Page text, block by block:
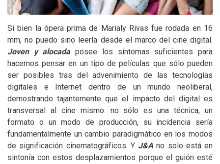
Si bien la ópera prima de Marialy Rivas fue rodada en 16
mm, no puedo sino leerla desde el marco del cine digital.
Joven y alocadaposee los síntomas suficientes para
hacernos pensar en un tipo de películas que sólo pueden
ser posibles tras del advenimiento de las tecnologías
digitales e Internet dentro de un mundo neoliberal,
demostrando tajantemente que el impacto del digital es
transversal al cine mismo: no sólo es una técnica, un
formato o un modo de producción, su incidencia sería
fundamentalmente un cambio paradigmático en los modos
de significación cinematográficos. Y J&A no solo está en
sintonía con estos desplazamientos porque el guión esté